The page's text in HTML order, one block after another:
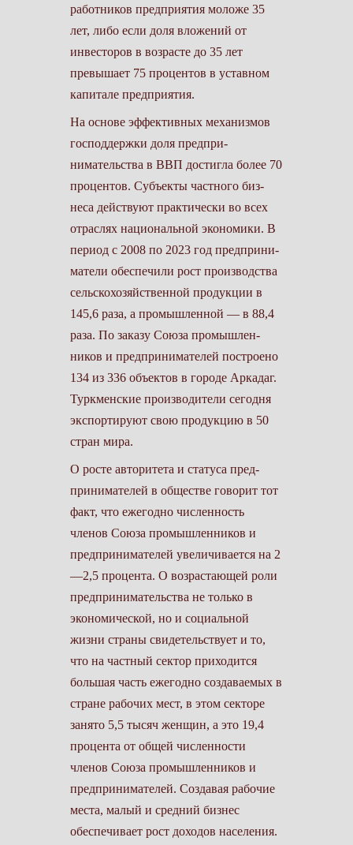
работников предприятия моложе 35
лет, либо если доля вложений от
инвесторов в возрасте до 35 лет
превышает 75 процентов в уставном
капитале предприятия.
На основе эффективных механиз­мов
господдержки доля предпри­
нимательства в ВВП достигла более 70
процентов. Субъекты частного биз­
неса действуют практически во всех
отраслях национальной экономики. В
период с 2008 по 2023 год предприни­
матели обеспечили рост производства
сельскохозяйственной продукции в
145,6 раза, а промышленной — в 88,4
раза. По заказу Союза промышлен­
ников и предпринимателей построено
134 из 336 объектов в городе Аркадаг.
Туркменские производители сегодня
экспортируют свою продукцию в 50
стран мира.
О росте авторитета и статуса пред­
принимателей в обществе говорит тот
факт, что ежегодно численность
членов Союза промышленников и
предпринимателей увеличивается на 2
—2,5 процента. О возрастающей роли
предпринимательства не только в
экономической, но и социальной
жизни страны свидетельствует и то,
что на частный сектор приходится
большая часть ежегодно создаваемых в
стране рабочих мест, в этом секто­ре
занято 5,5 тысяч женщин, а это 19,4
процента от общей численности
членов Союза промышленников и
предпринимателей. Создавая рабо­чие
места, малый и средний бизнес
обеспечивает рост доходов населения.